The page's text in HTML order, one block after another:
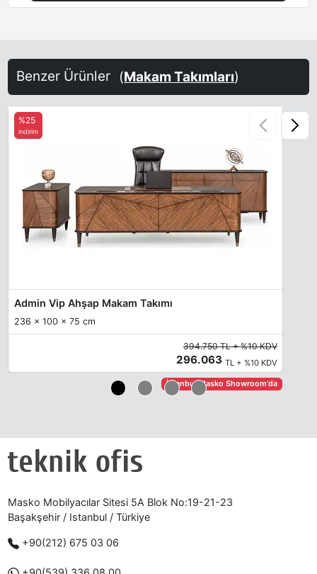
Benzer Ürünler (Makam Takımları)
Admin Vip Ahşap Makam Takımı
236 x 100 x 75 cm
%25
indirim
394.750 TL + %10 KDV
296.063 TL + %10 KDV
İstanbul Masko Showroom'da
Masko Mobilyacılar Sitesi 5A Blok No:19-21-23
Başakşehir / Istanbul / Türkiye
+90(212) 675 03 06